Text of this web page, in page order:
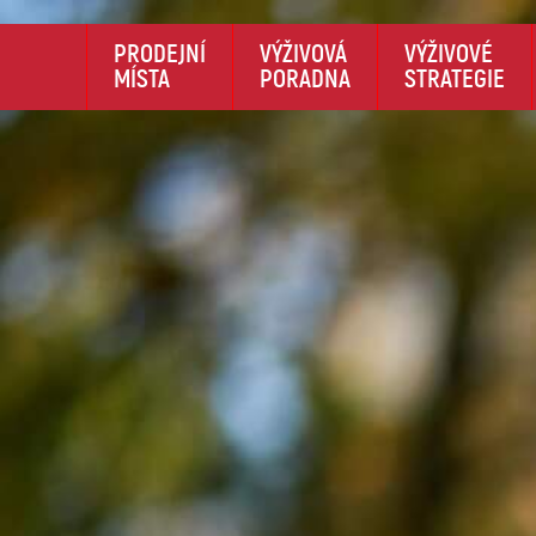
PRODEJNÍ
MÍSTA
VÝŽIVOVÁ
PORADNA
VÝŽIVOVÉ
STRATEGIE